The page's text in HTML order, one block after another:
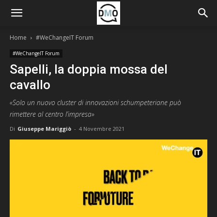
Home #WeChangeIT Forum
#WeChangeIT Forum
Sapelli, la doppia mossa del
cavallo
«Solo un nuovo cluster di innovazioni schumpeteriane può
rimettere al centro l’impresa»
Di Giuseppe Mariggiò - 4 Novembre 2021